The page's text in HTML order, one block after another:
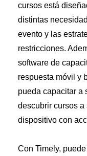
cursos está
distintas
evento y las
restricciones.
software de
respuesta móvil y
pueda capacitar a
descubrir cursos
dispositivo con
Con Timely,